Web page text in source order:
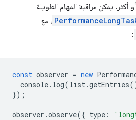
ملي ثانية أو أكثر. يمكن مراقبة المهام الطويلة
، مع
:
const observer = new
console. log(list.getEntries
});
observer .observe({ type :